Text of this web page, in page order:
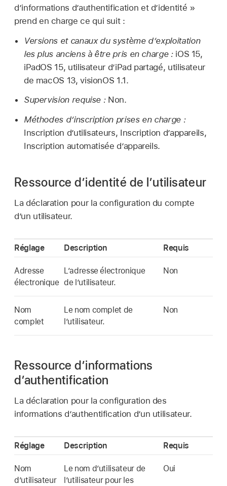
d’informations d’authentification et d’identité »
prend en charge ce qui suit :
Versions et canaux du système d’exploitation
les plus anciens à être pris en charge : iOS 15,
iPadOS 15, utilisateur d’iPad partagé, utilisateur
de macOS 13,visionOS 1.1.
Supervision requise :Non.
Méthodes d’inscription prises en charge :
Inscription d’utilisateurs, Inscription d’appareils,
Inscription automatisée d’appareils.
Ressource d’identité de l’utilisateur
La déclaration pour la configuration du compte
d’un utilisateur.
Réglage Description Requis
Adresse
électronique
L’adresse électronique
de l’utilisateur.
Non
Nom
complet
Le nom complet de
l’utilisateur.
Non
Ressource d’informations
d’authentification
La déclaration pour la configuration des
informations d’authentification d’un utilisateur.
Réglage Description Requis
Nom
d’utilisateur
Le nom d’utilisateur de
l’utilisateur pour les
Oui